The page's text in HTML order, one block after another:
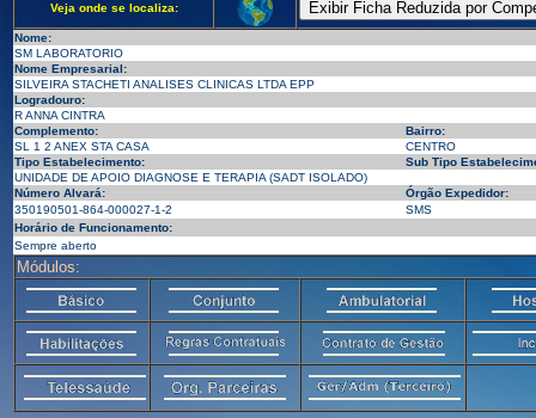
Veja onde se localiza:
Nome:
SM LABORATORIO
Nome Empresarial:
SILVEIRA STACHETI ANALISES CLINICAS LTDA EPP
Logradouro:
R ANNA CINTRA
Complemento:
Bairro:
SL 1 2 ANEX STA CASA
CENTRO
Tipo Estabelecimento:
Sub Tipo
UNIDADE DE APOIO DIAGNOSE E TERAPIA (SADT ISOLADO)
Número Alvará:
Órgão Expedidor:
350190501-864-000027-1-2
SMS
Horário de Funcionamento:
Sempre aberto
Módulos: